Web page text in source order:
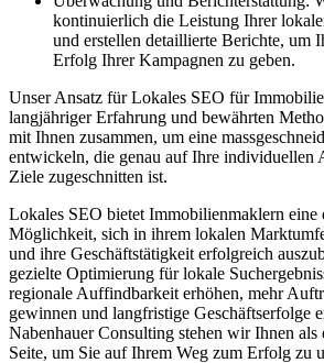
kontinuierlich die Leistung Ihrer
und erstellen detaillierte Berichte, um
Erfolg Ihrer Kampagnen zu geben.
Unser Ansatz für Lokales SEO für
langjähriger Erfahrung und bewährten
mit Ihnen zusammen, um eine
entwickeln, die genau auf Ihre individuellen
Ziele zugeschnitten ist.
Lokales SEO bietet Immobilienmaklern eine
Möglichkeit, sich in ihrem lokalen
und ihre Geschäftstätigkeit erfolgreich
gezielte Optimierung für lokale
regionale Auffindbarkeit erhöhen, mehr
gewinnen und langfristige Geschäftserfolge
Nabenhauer Consulting stehen wir Ihnen als
Seite, um Sie auf Ihrem Weg zum Erfolg zu